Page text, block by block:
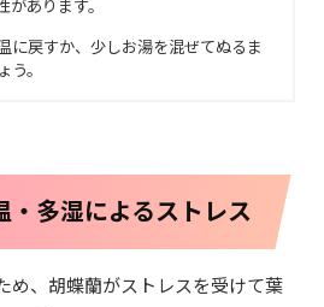
あります。
に戻すか、少しお湯を混ぜてぬるま
。
多湿によるストレス
め、胡蝶蘭がストレスを受けて葉